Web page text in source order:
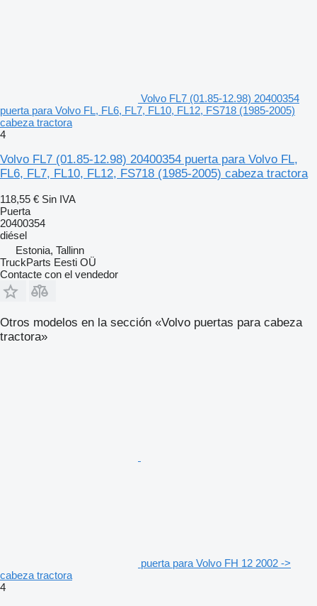
Volvo FL7 (01.85-12.98) 20400354
puerta para Volvo FL, FL6, FL7, FL10, FL12, FS718 (1985-2005)
cabeza tractora
4
Volvo FL7 (01.85-12.98) 20400354 puerta para Volvo FL,
FL6, FL7, FL10, FL12, FS718 (1985-2005) cabeza tractora
118,55 € Sin IVA
Puerta
20400354
diésel
Estonia, Tallinn
TruckParts Eesti OÜ
Contacte con el vendedor
Otros modelos en la sección «Volvo puertas para cabeza
tractora»
puerta para Volvo FH 12 2002 ->
cabeza tractora
4